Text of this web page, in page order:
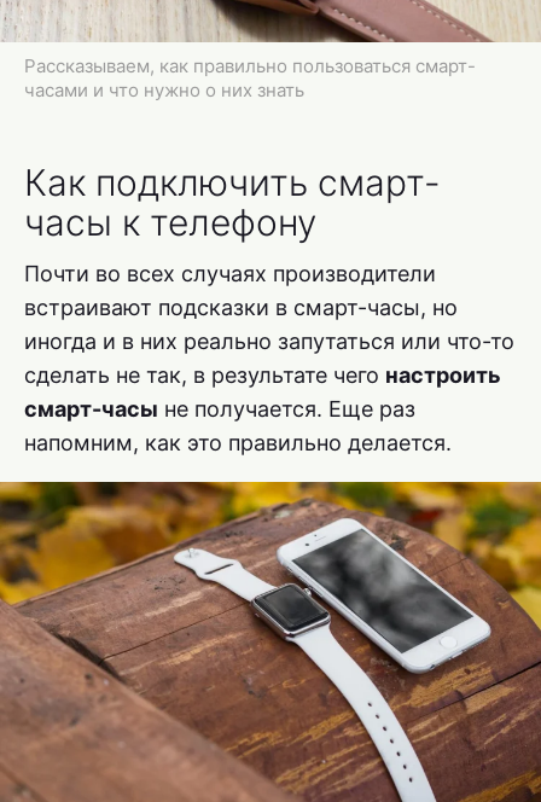
Рассказываем, как правильно пользоваться смарт-
часами и что нужно о них знать
Как подключить смарт-
часы к телефону
Почти во всех случаях производители
встраивают подсказки в смарт-часы, но
иногда и в них реально запутаться или что-то
сделать не так, в результате чего настроить
смарт-часы не получается. Еще раз
напомним, как это правильно делается.